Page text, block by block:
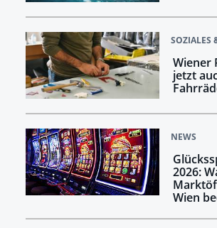
SOZIALES
Wiener
jetzt
NEWS
2026:
Wien